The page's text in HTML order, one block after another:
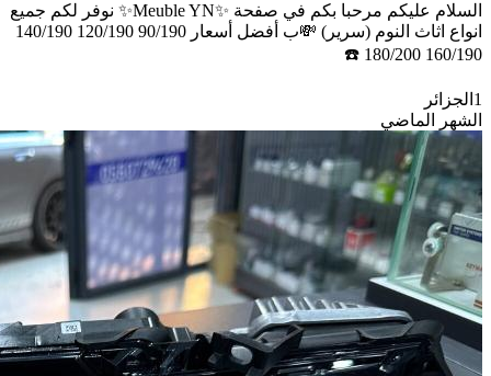
السلام عليكم مرحبا بكم في صفحة ✨Meuble YN✨ نوفر لكم جميع
انواع اثاث النوم (سرير) 💸ب أفضل أسعار 90/190 120/190 140/190
160/190 180/200 ☎️
1 الجزائر
الشهر الماضي